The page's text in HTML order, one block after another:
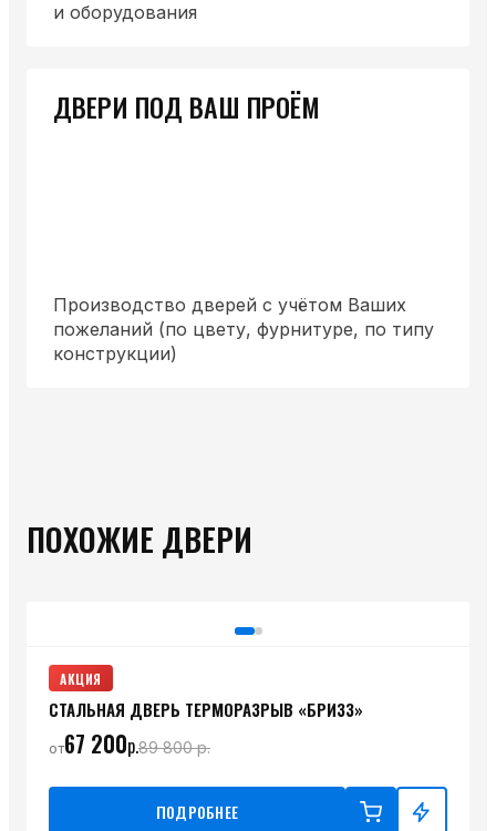
и оборудования
ДВЕРИ ПОД ВАШ ПРОЁМ
Производство дверей с учётом Ваших
пожеланий (по цвету, фурнитуре, по типу
конструкции)
ПОХОЖИЕ ДВЕРИ
АКЦИЯ
СТАЛЬНАЯ ДВЕРЬ ТЕРМОРАЗРЫВ «БРИЗЗ»
от67 200р.89 800р.
ПОДРОБНЕЕ